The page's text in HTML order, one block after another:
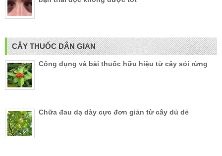
CÂY THUỐC DÂN GIAN
Công dụng và bài thuốc hữu hiệu từ cây sói rừng
Chữa đau dạ dày cực đơn giản từ cây dủ dẻ